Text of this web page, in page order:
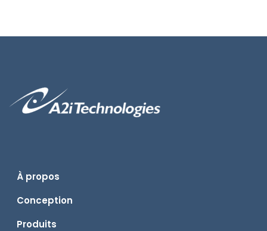
À propos
Conception
Produits